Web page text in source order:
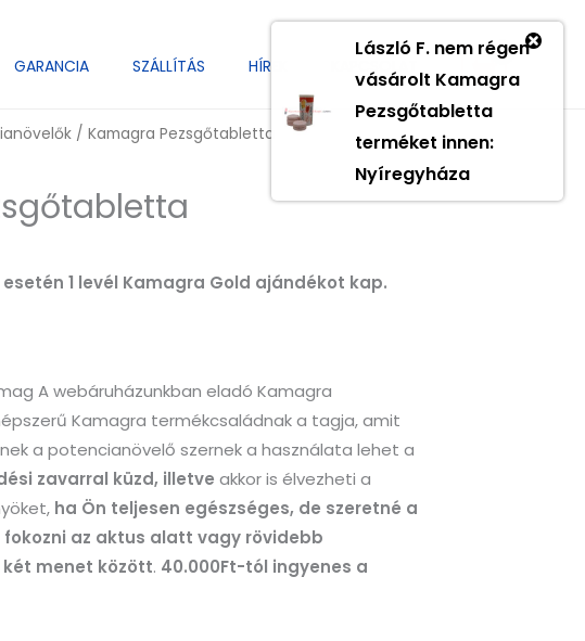
GARANCIA SZÁLLÍTÁS HÍREK
/ Kamagra Pezsgőtabletta
1 levél Kamagra Gold ajándékot kap.
A webáruházunkban eladó Kamagra
Kamagra termékcsaládnak a tagja, amit
a potencianövelő szernek a használata lehet a
zavarral küzd, illetve akkor is élvezheti a
ha Ön teljesen egészséges, de szeretné a
az aktus alatt vagy rövidebb
menet között. 40.000Ft-tól ingyenes a
László F. nem régen
vásárolt Kamagra
Pezsgőtabletta
terméket innen:
Nyíregyháza